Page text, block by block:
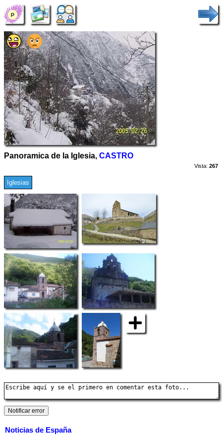
Panoramica de la Iglesia, CASTRO
Vista: 267
Iglesias
Noticias de España